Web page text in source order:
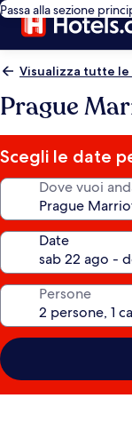
Passa alla sezione
Visualizza tutte
Prague
Scegli le date
Dove vuoi
Date
Persone